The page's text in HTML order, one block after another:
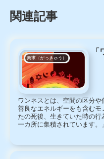
関連記事
楽求（がっきゅう）
ワンネスとは、空間の区分
善良なエネルギーをも含む
たの死後、生きていた時の
一カ所に集積されています。